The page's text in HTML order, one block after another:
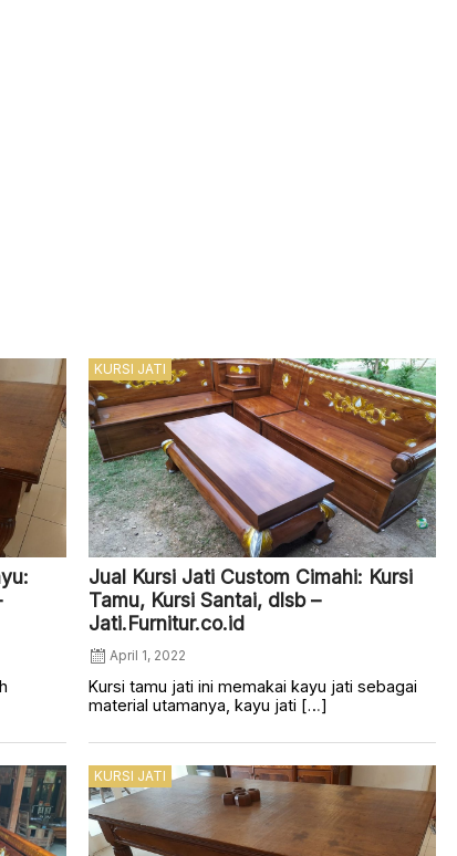
KURSI JATI
Jual Kursi Jati Custom Cimahi: Kursi
Tamu, Kursi Santai, dlsb –
Jati.Furnitur.co.id
April 1, 2022
Kursi tamu jati ini memakai kayu jati sebagai
material utamanya, kayu jati […]
KURSI JATI